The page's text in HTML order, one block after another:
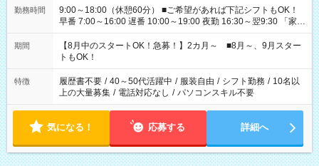
勤務時間
9:00～18:00（休憩60分） ■ご希望があれば下記シフトもOK！
早番 7:00～16:00 遅番 10:00～19:00 夜勤 16:30～翌9:30 「家族
と休みを合わせたい」 「余裕を持って夕飯の準備がしたい」
「できれば残業はしたくない」 など、ご希望を教えてください
ね。 ※Wワーク希望の方へ 今ご覧のお仕事で希望する勤務時間
と、もう1つのお仕事の勤務時間。 合計で週40時間を超える場
合は応募できません。
期間
【8月中のスタートOK！急募！】2カ月～ ■8月～、9月スター
トもOK！
特徴 履歴書不要 / 40～50代活躍中 / 服装自由 / シフト勤務 / 10名以
上の大量募集 / 電話対応なし / パソコンスキル不要
気になる！ 応募する 詳細へ